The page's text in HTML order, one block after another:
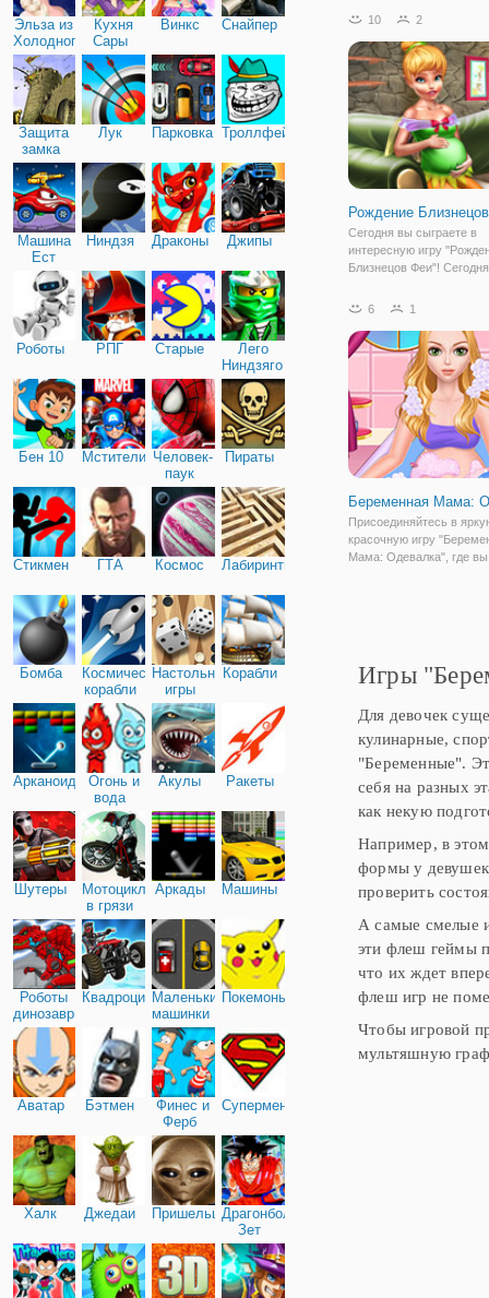
Эльза из
Холодного
сердца
Кухня
Сары
Винкс Снайпер
Защита
замка
Лук Парковка Троллфейс
Машина
Ест
Машину
Ниндзя Драконы Джипы
Роботы РПГ Старые
Лего
Ниндзяго
Бен 10 Мстители Человек-
паук
Пираты
Стикмен ГТА Космос Лабиринты
Бомба
Космические
корабли
Настольные
игры
Корабли
Арканоид
Огонь и
вода
Акулы Ракеты
Шутеры
Мотоциклы
в грязи
Аркады Машины
Роботы
динозавры
КвадроциклыМаленькие
машинки
Покемоны
Аватар Бэтмен
Финес и
Ферб
Супермен
Халк Джедаи ПришельцыДрагонболл
Зет
совершить покупки
заработать. Игра
собой онлайн
10 2
Рождение
Сегодня вы сыграете в
интересную игру
Близнецов Феи"!
беременной Фее
мамочкой, поухаживать
близнецами.
6 1
Беременная Мама:
Присоединяйтесь в
красочную игру
Мама: Одевалка", где вы
Игры
Для девочек
кулинарные,
"Беременные".
себя на разных
как некую
Например, в
формы у девушек
проверить
А самые смелые
эти флеш геймы
что их ждет
флеш игр не
Чтобы игровой
мультяшную